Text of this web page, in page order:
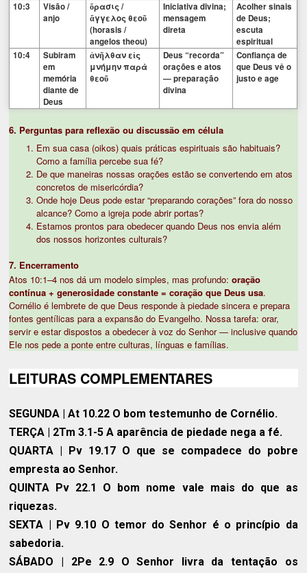
10:3
Visão /
anjo
ὅρασις /
ἄγγελος θεοῦ
(horasis /
angelos theou)
Iniciativa divina;
mensagem
direta
Acolher sinais
de Deus;
escuta
espiritual
10:4
Subiram
em
memória
diante de
Deus
ἀνῆλθαν εἰς
μνήμην παρὰ
θεοῦ
Deus “recorda”
orações e atos
— preparação
divina
Confiança de
que Deus vê o
justo e age
6. Perguntas para reflexão ou discussão em célula
Em sua casa (oikos) quais práticas espirituais são habituais?
Como a família percebe sua fé?
De que maneiras nossas orações estão se convertendo em atos
concretos de misericórdia?
Onde hoje Deus pode estar “preparando corações” fora do nosso
alcance? Como a igreja pode abrir portas?
Estamos prontos para obedecer quando Deus nos envia além
dos nossos horizontes culturais?
7. Encerramento
Atos 10:1–4 nos dá um modelo simples, mas profundo:oração
contínua + generosidade constante = coração que Deus usa.
Cornélio é lembrete de que Deus responde à piedade sincera e prepara
fontes gentílicas para a expansão do Evangelho. Nossa tarefa: orar,
servir e estar dispostos a obedecer à voz do Senhor — inclusive quando
Ele nos pede a ponte entre culturas, línguas e famílias.
LEITURAS COMPLEMENTARES
SEGUNDA
| At 10.22 O bom testemunho de Cornélio.
TERÇA
| 2Tm 3.1-5 A aparência de piedade nega a fé.
QUARTA
| Pv 19.17 O que se compadece do pobre
empresta ao Senhor.
QUINTA
Pv 22.1 O bom nome vale mais do que as
riquezas.
SEXTA
| Pv 9.10 O temor do Senhor é o princípio da
sabedoria.
SÁBADO
| 2Pe 2.9 O Senhor livra da tentação os